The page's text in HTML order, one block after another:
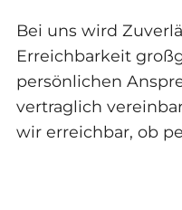
Bei uns wird
Erreichbarkeit
persönlichen
vertraglich
wir erreichbar, ob